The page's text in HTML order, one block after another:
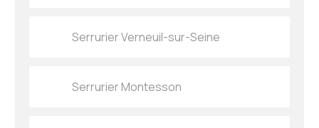
Serrurier Verneuil-sur-Seine
Serrurier Montesson